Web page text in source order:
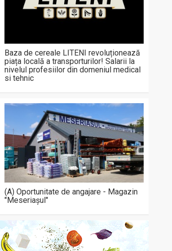
Baza de cereale LITENI revoluționează
piața locală a transporturilor! Salarii la
nivelul profesiilor din domeniul medical
si tehnic
(A) Oportunitate de angajare - Magazin
"Meseriașul"